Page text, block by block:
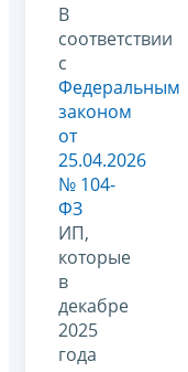
В
соответствии
с
Федеральным
законом
от
25.04.2026
№ 104-
ФЗ
ИП,
которые
в
декабре
2025
года